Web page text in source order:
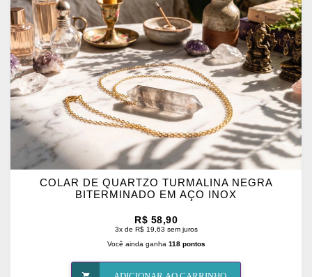
FAVORITOS
COLAR DE QUARTZO TURMALINA NEGRA
BITERMINADO EM AÇO INOX
R$ 58,90
3x de R$ 19,63 sem juros
Você ainda ganha 118 pontos